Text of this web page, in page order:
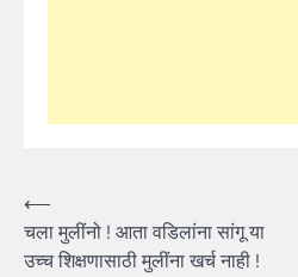
Post
navigation
⟵
चला मुलींनो ! आता वडिलांना सांगू या
उच्च शिक्षणासाठी मुलींना खर्च नाही !